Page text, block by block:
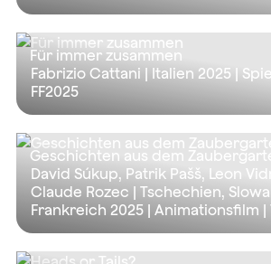
Für immer zusammen
Fabrizio Cattani | Italien 2025 |
FF2025
Geschichten aus dem
David Súkup, Patrik Pašš, Leon
Claude Rozec | Tschechien,
Frankreich 2025 | Animationsfilm |